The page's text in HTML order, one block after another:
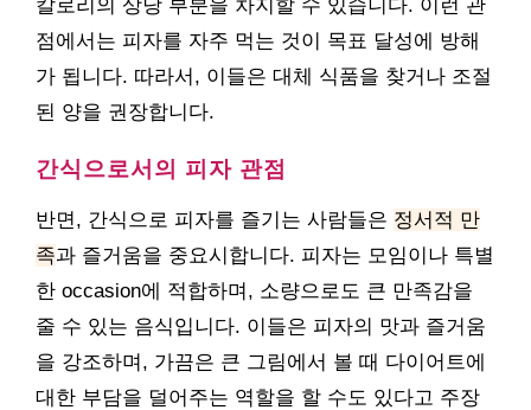
칼로리의 상당 부분을 차지할 수 있습니다. 이런 관
점에서는 피자를 자주 먹는 것이 목표 달성에 방해
가 됩니다. 따라서, 이들은 대체 식품을 찾거나 조절
된 양을 권장합니다.
간식으로서의 피자 관점
반면, 간식으로 피자를 즐기는 사람들은 정서적 만
족과 즐거움을 중요시합니다. 피자는 모임이나 특별
한 occasion에 적합하며, 소량으로도 큰 만족감을
줄 수 있는 음식입니다. 이들은 피자의 맛과 즐거움
을 강조하며, 가끔은 큰 그림에서 볼 때 다이어트에
대한 부담을 덜어주는 역할을 할 수도 있다고 주장